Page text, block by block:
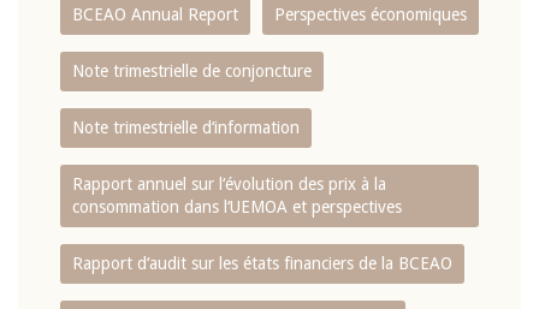
BCEAO Annual Report Perspectives économiques
Note trimestrielle de conjoncture
Note trimestrielle d‘information
Rapport annuel sur l‘évolution des prix à la
consommation dans l‘UEMOA et perspectives
Rapport d‘audit sur les états financiers de la BCEAO